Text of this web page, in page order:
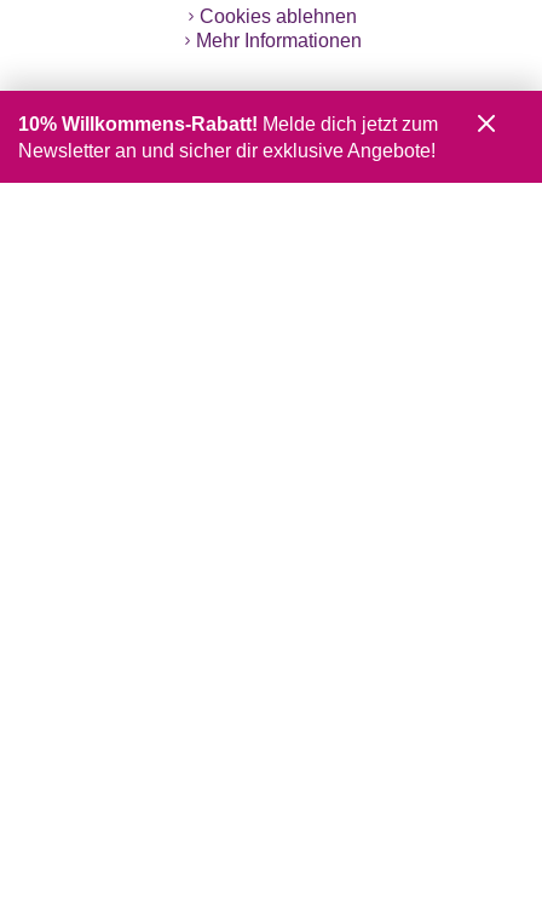
Cookies ablehnen
Mehr Informationen
10% Willkommens-Rabatt! Melde dich jetzt zum
Newsletter an und sicher dir exklusive Angebote!